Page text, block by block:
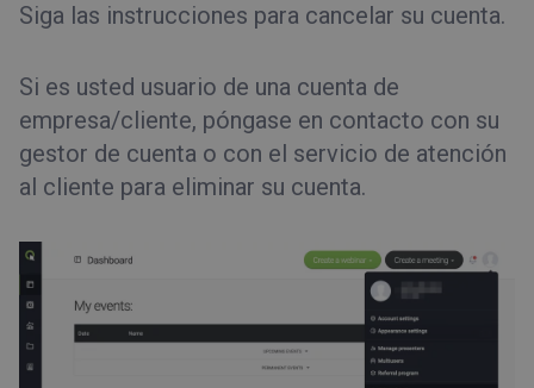
Siga las instrucciones para cancelar su cuenta.
Si es usted usuario de una cuenta de
empresa/cliente, póngase en contacto con su
gestor de cuenta o con el servicio de atención
al cliente para eliminar su cuenta.